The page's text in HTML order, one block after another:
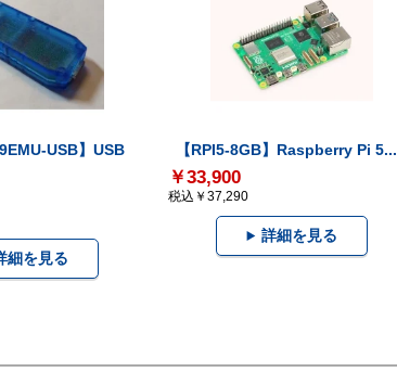
USB】USB
細を見る
【RPI5-8GB】Raspberry Pi 5...
￥33,900
税込￥37,290
詳細を見る